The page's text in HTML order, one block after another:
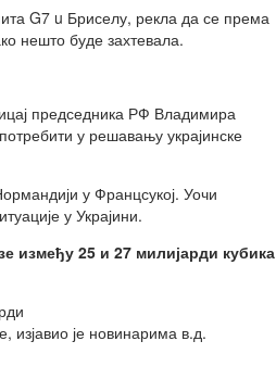
G7 u Бриселу, рекла да се према
нешто буде захтевала.
председника РФ Владимира
у решавању украјинске
у Францсукој. Уочи
у Украјини.
између 25 и 27 милијарди кубика
изјавио је новинарима в.д.